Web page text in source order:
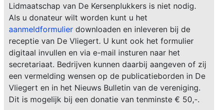
Lidmaatschap van De Kersenplukkers is niet nodig.
Als u donateur wilt worden kunt u het
aanmeldformulier downloaden en inleveren bij de
receptie van De Vliegert. U kunt ook het formulier
digitaal invullen en via e-mail insturen naar het
secretariaat. Bedrijven kunnen daarbij aangeven of zij
een vermelding wensen op de publicatieborden in De
Vliegert en in het Nieuws Bulletin van de vereniging.
Dit is mogelijk bij een donatie van tenminste € 50,-.